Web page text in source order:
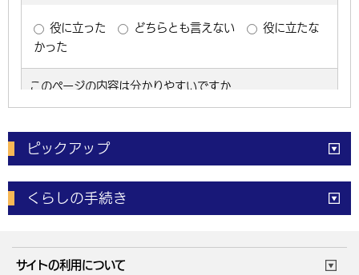
ピックアップ
電子申請 窓口の混雑状況
体育施設予約状況 ご意見・ご要望
くらしの手続き
成人・仕事
サイトの利用について